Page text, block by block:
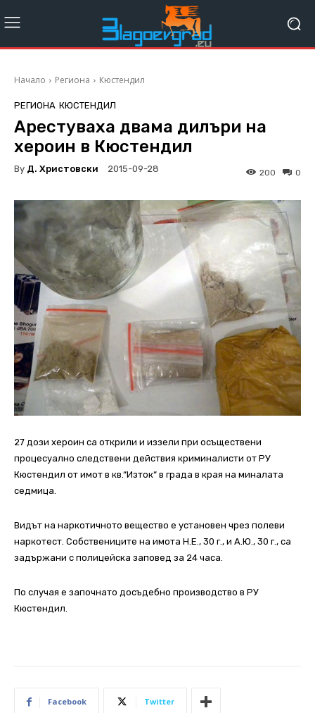
Начало Региона Кюстендил
РЕГИОНА КЮСТЕНДИЛ
Арестуваха двама дилъри на
хероин в Кюстендил
By Д. Христовски 2015-09-28 0
200
27 дози хероин са открили и иззели при осъществени
процесуално следствени действия криминалисти от РУ
Кюстендил от имот в кв.“Изток“ в града в края на миналата
седмица.
Видът на наркотичното вещество е установен чрез полеви
наркотест. Собствениците на имота Н.Е., 30 г., и А.Ю., 30 г., са
задържани с полицейска заповед за 24 часа.
По случая е започнато досъдебно производство в РУ
Кюстендил.
Facebook Twitter